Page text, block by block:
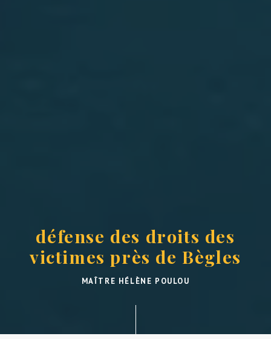
défense des droits des
victimes près de Bègles
MAÎTRE HÉLÈNE POULOU